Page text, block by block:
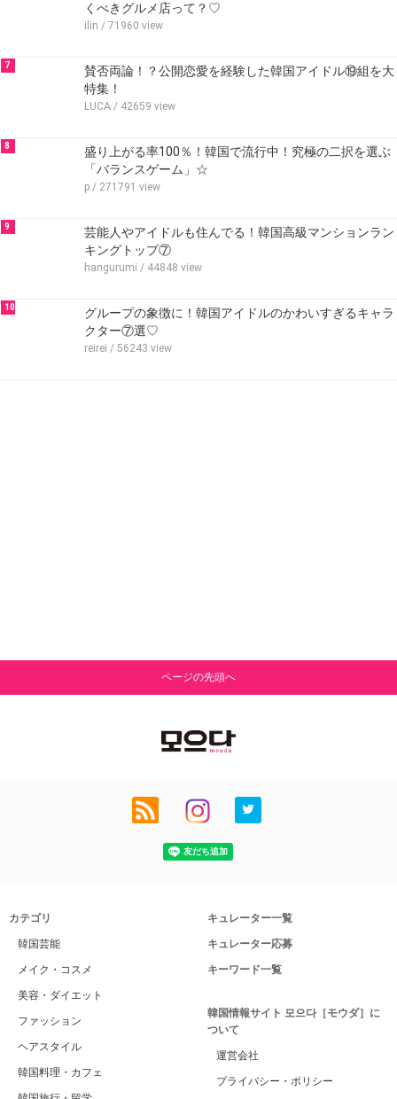
くべきグルメ店って？♡
ilin / 71960 view
7
賛否両論！？公開恋愛を経験した韓国アイドル⑲組を大
特集！
LUCA / 42659 view
8
盛り上がる率100％！韓国で流行中！究極の二択を選ぶ
「バランスゲーム」☆
p / 271791 view
9
芸能人やアイドルも住んでる！韓国高級マンションラン
キングトップ⑦
hangurumi / 44848 view
10
グループの象徴に！韓国アイドルのかわいすぎるキャラ
クター⑦選♡
reirei / 56243 view
ページの先頭へ
カテゴリ
韓国芸能
メイク・コスメ
美容・ダイエット
ファッション
ヘアスタイル
韓国料理・カフェ
キュレーター一覧
キュレーター応募
キーワード一覧
韓国情報サイト 모으다［モウダ］に
ついて
運営会社
プライバシー・ポリシー